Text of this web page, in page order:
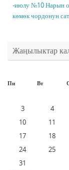
-июлу №10 Нарын
көмөк чордонун
Жаңылыктар
Пн
Вт
3
4
10
11
17
18
24
25
31